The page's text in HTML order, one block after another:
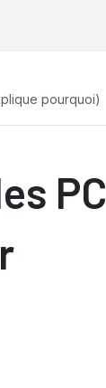
pourquoi)
PC